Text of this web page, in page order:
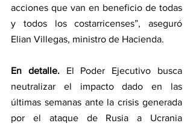
acciones que van en beneficio de todas
y todos los costarricenses”, aseguró
Elian Villegas, ministro de Hacienda.
En detalle. El Poder Ejecutivo busca
neutralizar el impacto dado en las
últimas semanas ante la crisis generada
por el ataque de Rusia a Ucrania